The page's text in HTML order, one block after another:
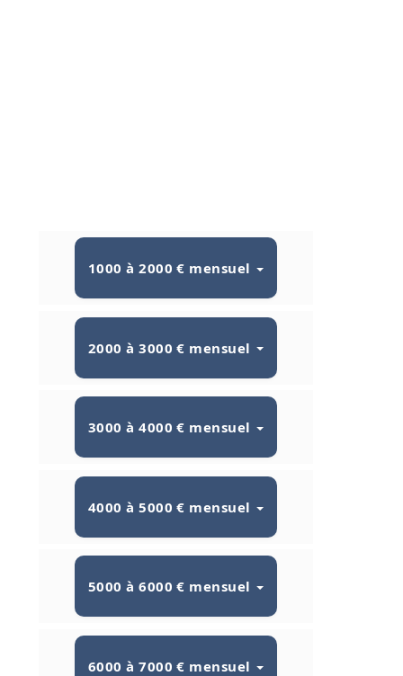
1000 à 2000 € mensuel
2000 à 3000 € mensuel
3000 à 4000 € mensuel
4000 à 5000 € mensuel
5000 à 6000 € mensuel
6000 à 7000 € mensuel